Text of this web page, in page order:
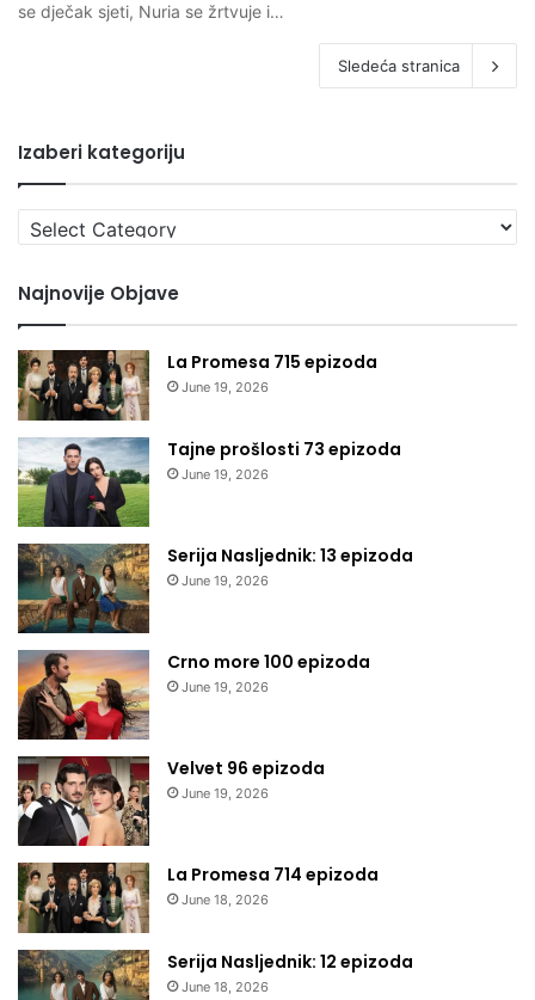
se dječak sjeti, Nuria se žrtvuje i…
Sledeća stranica
Izaberi kategoriju
Izaberi
kategoriju
Najnovije Objave
La Promesa 715 epizoda
June 19, 2026
Tajne prošlosti 73 epizoda
June 19, 2026
Serija Nasljednik: 13 epizoda
June 19, 2026
Crno more 100 epizoda
June 19, 2026
Velvet 96 epizoda
June 19, 2026
La Promesa 714 epizoda
June 18, 2026
Serija Nasljednik: 12 epizoda
June 18, 2026